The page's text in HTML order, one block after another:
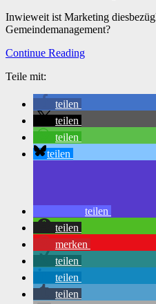
Inwieweit ist Marketing
Gemeindemanagement?
Continue Reading
Teile mit:
teilen
teilen
teilen
teilen
teilen
teilen
merken
teilen
teilen
teilen